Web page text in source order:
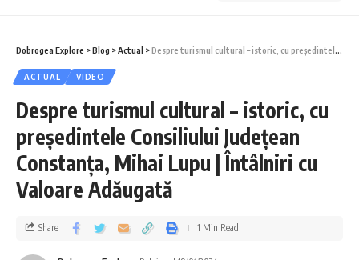
Dobrogea Explore >Blog >Actual >Despre turismul cultural – istoric, cu președintele Consiliului Județean Constanța, Mihai Lupu | Întâlniri cu Valoare Adăugată
ACTUAL VIDEO
Despre turismul cultural – istoric, cu
președintele Consiliului Județean
Constanța, Mihai Lupu | Întâlniri cu
Valoare Adăugată
Share 1 Min Read